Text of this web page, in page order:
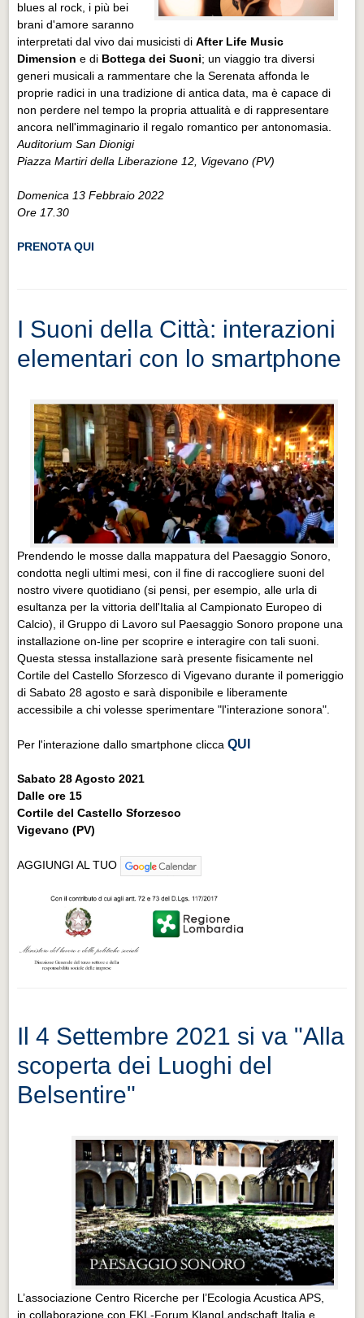
blues al rock, i più bei
brani d'amore saranno
interpretati dal vivo dai musicisti diAfter Life Music
Dimension e di Bottega dei Suoni; un viaggio tra diversi
generi musicali a rammentare che la Serenata affonda le
proprie radici in una tradizione di antica data, ma è capace di
non perdere nel tempo la propria attualità e di rappresentare
ancora nell'immaginario il regalo romantico per antonomasia.
Auditorium San Dionigi
Piazza Martiri della Liberazione 12, Vigevano (PV)
Domenica 13 Febbraio 2022
Ore 17.30
PRENOTA QUI
I Suoni della Città: interazioni
elementari con lo smartphone
Prendendo le mosse dalla mappatura del Paesaggio Sonoro,
condotta negli ultimi mesi, con il fine di raccogliere suoni del
nostro vivere quotidiano (si pensi, per esempio, alle urla di
esultanza per la vittoria dell'Italia al Campionato Europeo di
Calcio), il Gruppo di Lavoro sul Paesaggio Sonoro propone una
installazione on-line per scoprire e interagire con tali suoni.
Questa stessa installazione sarà presente fisicamente nel
Cortile del Castello Sforzesco di Vigevano durante il pomeriggio
di Sabato 28 agosto e sarà disponibile e liberamente
accessibile a chi volesse sperimentare "l'interazione sonora".
Per l'interazione dallo smartphone cliccaQUI
Sabato 28 Agosto 2021
Dalle ore 15
Cortile del Castello Sforzesco
Vigevano (PV)
AGGIUNGI AL TUO
Il 4 Settembre 2021 si va "Alla
scoperta dei Luoghi del
Belsentire"
L’associazione Centro Ricerche per l’Ecologia Acustica APS,
in collaborazione con FKL-Forum KlangLandschaft Italia e